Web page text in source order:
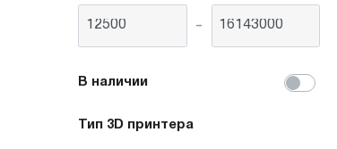
-
В наличии
Тип 3D принтера